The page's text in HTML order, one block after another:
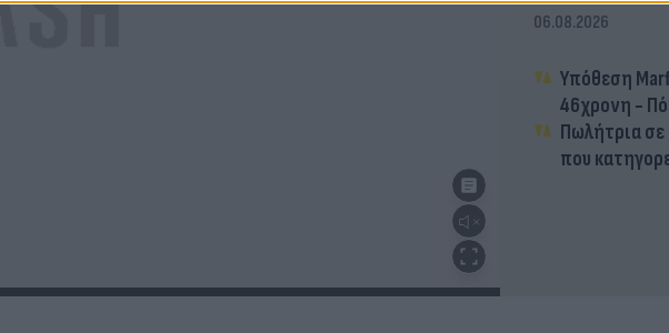
06.08.2026
Υπόθεση
46χρονη -
Πωλήτρια σε
που